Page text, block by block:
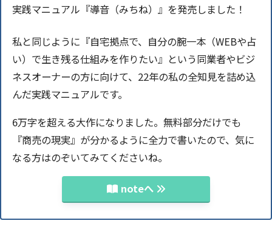
実践マニュアル『導音（みちね）』を発売しました！
私と同じように『自宅拠点で、自分の腕一本（WEBや占
い）で生き残る仕組みを作りたい』という同業者やビジ
ネスオーナーの方に向けて、22年の私の全知見を詰め込
んだ実践マニュアルです。
6万字を超える大作になりました。無料部分だけでも
『商売の現実』が分かるように全力で書いたので、気に
なる方はのぞいてみてくださいね。
noteへ